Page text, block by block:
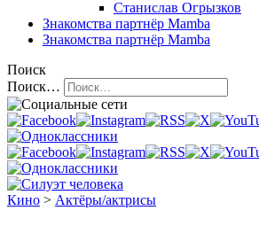
Станислав Огрызков
Знакомства партнёр Mamba
Знакомства партнёр Mamba
Поиск
Поиск…
Кино > Актёры/актрисы